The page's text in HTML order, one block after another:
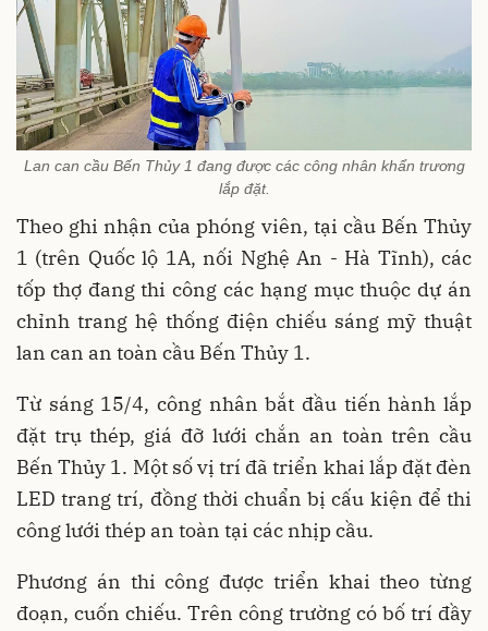
Lan can cầu Bến Thủy 1 đang được các công nhân khẩn trương
lắp đặt.
Theo ghi nhận của phóng viên, tại cầu Bến Thủy
1 (trên Quốc lộ 1A, nối Nghệ An - Hà Tĩnh), các
tốp thợ đang thi công các hạng mục thuộc dự án
chỉnh trang hệ thống điện chiếu sáng mỹ thuật
lan can an toàn cầu Bến Thủy 1.
Từ sáng 15/4, công nhân bắt đầu tiến hành lắp
đặt trụ thép, giá đỡ lưới chắn an toàn trên cầu
Bến Thủy 1. Một số vị trí đã triển khai lắp đặt đèn
LED trang trí, đồng thời chuẩn bị cấu kiện để thi
công lưới thép an toàn tại các nhịp cầu.
Phương án thi công được triển khai theo từng
đoạn, cuốn chiếu. Trên công trường có bố trí đầy